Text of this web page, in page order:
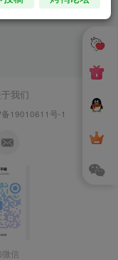
我们
备19010611号-1
信